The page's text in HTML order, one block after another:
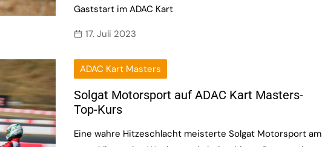
Gaststart im ADAC Kart
17. Juli 2023
ADAC Kart Masters
Solgat Motorsport auf ADAC Kart Masters-
Top-Kurs
Eine wahre Hitzeschlacht meisterte Solgat Motorsport am